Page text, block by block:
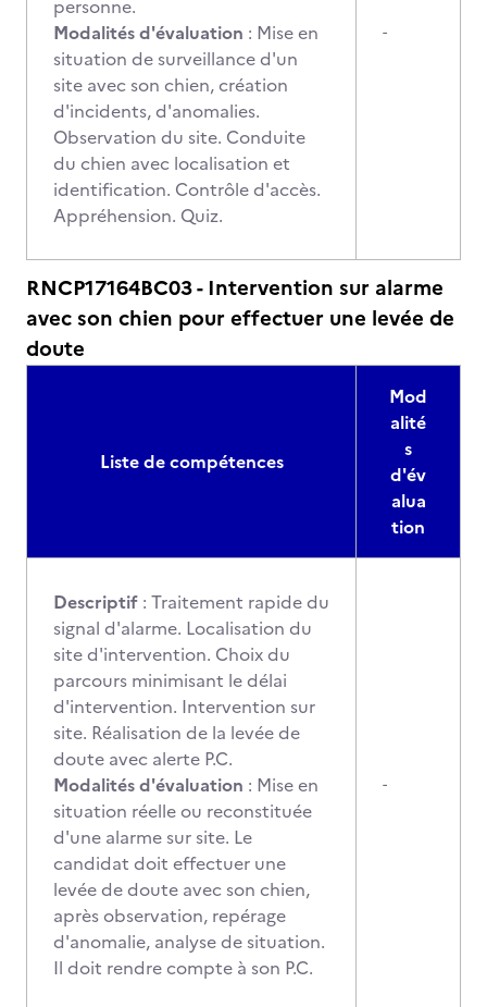
personne.
Modalités d'évaluation : Mise en
situation de surveillance d'un
site avec son chien, création
d'incidents, d'anomalies.
Observation du site. Conduite
du chien avec localisation et
identification. Contrôle d'accès.
Appréhension. Quiz.
-
RNCP17164BC03 - Intervention sur alarme
avec son chien pour effectuer une levée de
doute
Liste de compétences
Mod
alité
s
d'év
alua
tion
Descriptif : Traitement rapide du
signal d'alarme. Localisation du
site d'intervention. Choix du
parcours minimisant le délai
d'intervention. Intervention sur
site. Réalisation de la levée de
doute avec alerte P.C.
Modalités d'évaluation : Mise en
situation réelle ou reconstituée
d'une alarme sur site. Le
candidat doit effectuer une
levée de doute avec son chien,
après observation, repérage
d'anomalie, analyse de situation.
Il doit rendre compte à son P.C.
-